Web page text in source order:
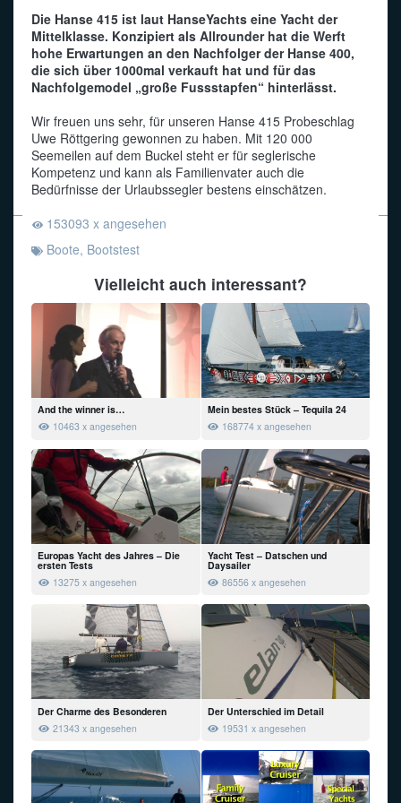
Die Hanse 415 ist laut HanseYachts eine Yacht der
Mittelklasse. Konzipiert als Allrounder hat die Werft
hohe Erwartungen an den Nachfolger der Hanse 400,
die sich über 1000mal verkauft hat und für das
Nachfolgemodel „große Fussstapfen“ hinterlässt.
Wir freuen uns sehr, für unseren Hanse 415 Probeschlag
Uwe Röttgering gewonnen zu haben. Mit 120 000
Seemeilen auf dem Buckel steht er für seglerische
Kompetenz und kann als Familienvater auch die
Bedürfnisse der Urlaubssegler bestens einschätzen.
153093 x angesehen
Boote, Bootstest
Vielleicht auch interessant?
And the winner is…
10463 x angesehen
Mein bestes Stück – Tequila 24
168774 x angesehen
Europas Yacht des Jahres – Die
ersten Tests
13275 x angesehen
Yacht Test – Datschen und
Daysailer
86556 x angesehen
Der Charme des Besonderen
21343 x angesehen
Der Unterschied im Detail
19531 x angesehen
Funkalphabet